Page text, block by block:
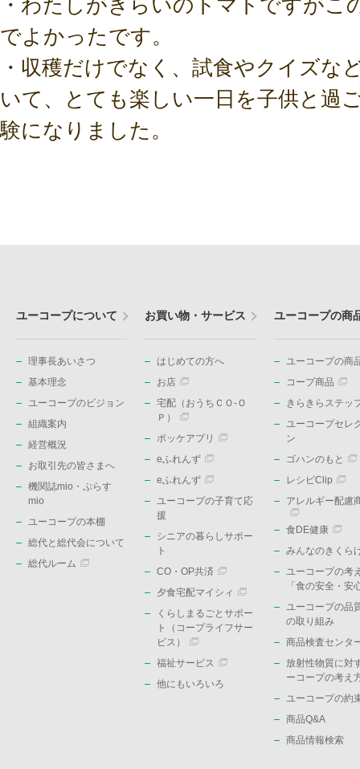
でよかったです。
・収穫だけでなく、試食やクイズな
いて、とても楽しい一日を子供と過
験になりました。
ユーコープについて
理事長あいさつ
基本理念
ユーコープのビジョン
組織案内
経営概況
お取引先の皆さまへ
機関誌mio・ぷらす
mio
ユーコープの本棚
総代と総代会について
総代ルーム
お買い物・サービス
はじめての方へ
お店
宅配（おうちＣＯ-Ｏ
Ｐ）
ポッケアプリ
eふれんず
eふれんず
ユーコープの子育て応
援
シニアの暮らしサポー
ト
CO・OP共済
夕食宅配マイシィ
くらしまるごとサポー
ト（コープライフサー
ビス）
福祉サービス
他にもいろいろ
ユーコープの商
ユーコープの商
コープ商品
きらきらステッ
ユーコープセレ
ン
ゴハンのもと
レシピClip
アレルギー配慮
食DE健康
みんなのきくら
ユーコープの考
「食の安全・安
ユーコープの品
の取り組み
商品検査センタ
放射性物質に対
ーコープの考え
ユーコープの約
商品Q&A
商品情報検索